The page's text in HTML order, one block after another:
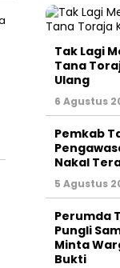
Tak Lagi
Tana
Ulang
6 Agustus
Pemkab
Nakal
5 Agustus
Perumda
Pungli
Minta
Bukti